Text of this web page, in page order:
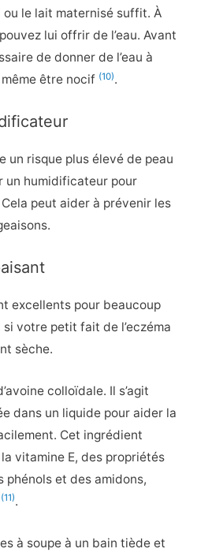
ou le lait maternisé suffit. À
lui offrir de l’eau. Avant
de donner de l’eau à
être nocif (10).
un risque plus élevé de peau
un humidificateur pour
peut aider à prévenir les
excellents pour beaucoup
votre petit fait de l’eczéma
sèche.
colloïdale. Il s’agit
dans un liquide pour aider la
Cet ingrédient
vitamine E, des propriétés
et des amidons,
(11).
à soupe à un bain tiède et